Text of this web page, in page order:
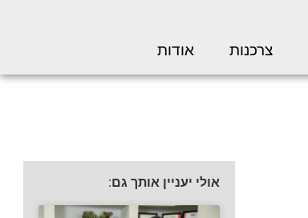
צרכנות אודות
אולי יעניין אותך גם: